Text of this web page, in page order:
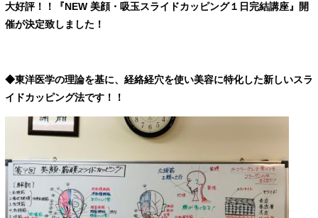
大好評！！『NEW 美顔・吸玉スライドカッピング１日完結講座』
開
催が決定致しました！
◆東洋医学の理論を基に、経絡経穴を使い美容に特化した新しいスラ
イドカッピング法です！！